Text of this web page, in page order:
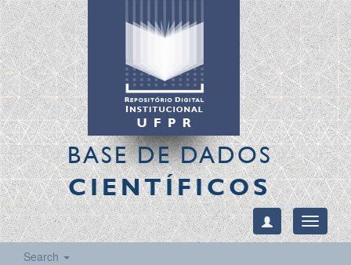
BASE DE DADOS
CIENTÍFICOS
Toggle
Search